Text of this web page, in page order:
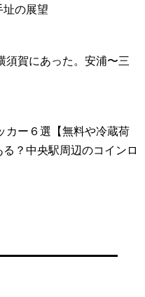
の展望
須賀にあった。安浦〜三
カー６選【無料や冷蔵荷
？中央駅周辺のコインロ